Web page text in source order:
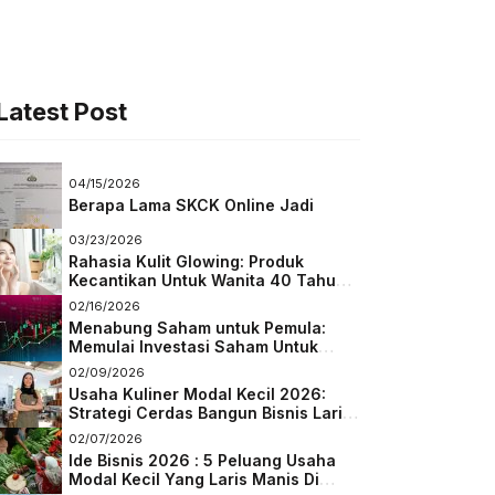
Post
04/15/2026
Berapa Lama SKCK Online Jadi
03/23/2026
Rahasia Kulit Glowing: Produk
Kecantikan Untuk Wanita 40 Tahun
Keatas
02/16/2026
Menabung Saham untuk Pemula:
Memulai Investasi Saham Untuk
Pemula
02/09/2026
Usaha Kuliner Modal Kecil 2026:
Strategi Cerdas Bangun Bisnis Laris
di Tengah Persaingan
02/07/2026
Ide Bisnis 2026 : 5 Peluang Usaha
Modal Kecil Yang Laris Manis Di